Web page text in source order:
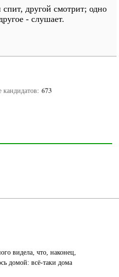
другой смотрит; одно
- слушает.
кандидатов: 673
видела, что, наконец,
домой: всё-таки дома